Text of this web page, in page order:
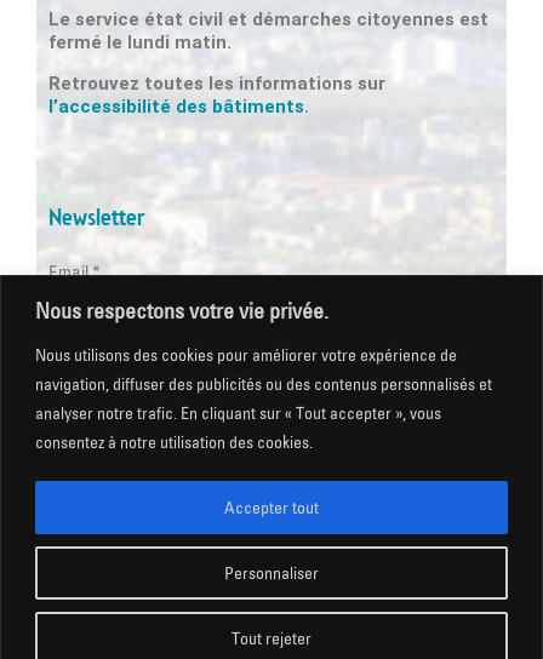
Nous respectons votre vie privée.
Nous utilisons des cookies pour améliorer votre expérience de
navigation, diffuser des publicités ou des contenus personnalisés et
analyser notre trafic. En cliquant sur « Tout accepter », vous
consentez à notre utilisation des cookies.
Personnaliser
Tout rejeter
Accepter tout
Le service état civil et démarches citoyennes est
fermé le lundi matin.
Retrouvez toutes les informations sur
l’accessibilité des bâtiments.
Newsletter
Email *
Les champs suivis d'une * sont obligatoires
COPYRIGHT @ Ville de Saint Martin d’Hères 2026